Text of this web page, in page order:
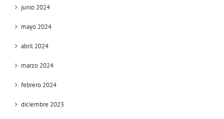
junio 2024
mayo 2024
abril 2024
marzo 2024
febrero 2024
diciembre 2023